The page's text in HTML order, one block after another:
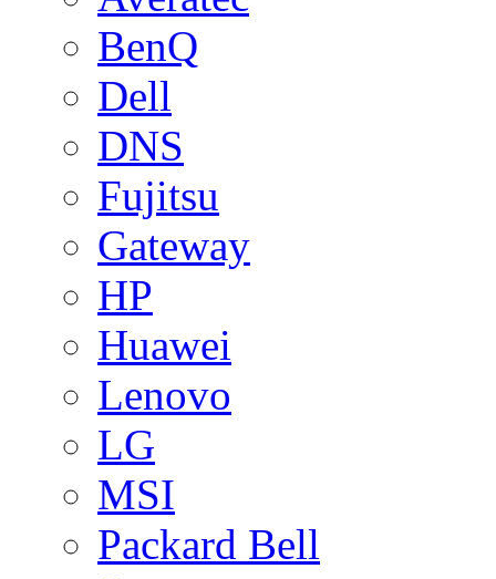
BenQ
Dell
DNS
Fujitsu
Gateway
HP
Huawei
Lenovo
LG
MSI
Packard Bell